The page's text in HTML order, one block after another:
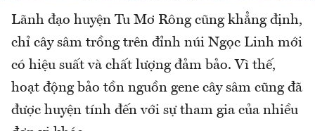
Lãnh đạo huyện Tu Mơ Rông cũng khẳng định,
chỉ cây sâm trồng trên đỉnh núi Ngọc Linh mới
có hiệu suất và chất lượng đảm bảo. Vì thế,
hoạt động bảo tồn nguồn gene cây sâm cũng đã
được huyện tính đến với sự tham gia của nhiều